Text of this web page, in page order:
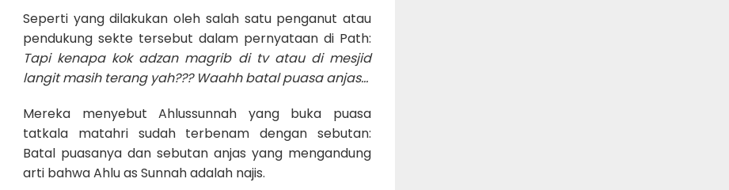
Seperti yang dilakukan oleh salah satu penganut atau
pendukung sekte tersebut dalam pernyataan di Path:
Tapi kenapa kok adzan magrib di tv atau di mesjid
langit masih terang yah??? Waahh batal puasa anjas…
Mereka menyebut Ahlussunnah yang buka puasa
tatkala matahri sudah terbenam dengan sebutan:
Batal puasanya dan sebutan anjas yang mengandung
arti bahwa Ahlu as Sunnah adalah najis.